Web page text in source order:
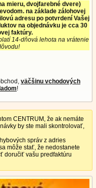
CENTRUM, že ak nemáte
by ste mali skontrolovať,
správ z adries
môže stať, že nedostanete
doručiť vašu predfaktúru
mieru, dvojfarebné dvere)
na základe zálohovej
adresu po potvrdení Vašej
na objednávku je cca 30
faktúry.
14-dňová lehota na vrátenie
väčšinu vchodových
!